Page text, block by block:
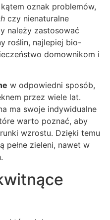
oznak problemów,
czy nienaturalne
należy zastosować
roślin, najlepiej bio-
domownikom i
w odpowiedni sposób,
przez wiele lat.
ma swoje indywidualne
warto poznać, aby
wzrostu. Dzięki temu
pełne zieleni, nawet w